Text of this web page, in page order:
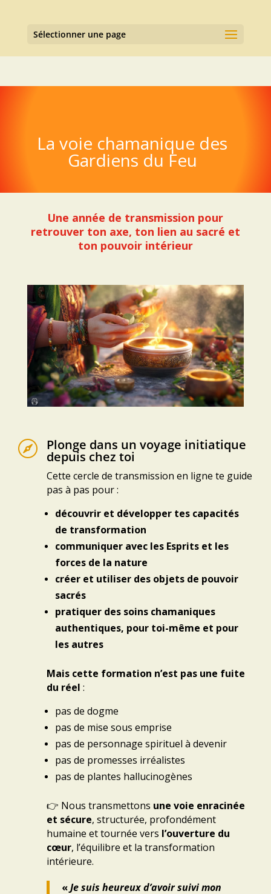
Sélectionner une page
La voie chamanique des
Gardiens du Feu
Une année de transmission pour
retrouver ton axe, ton lien au sacré et
ton pouvoir intérieur
 Plonge dans un voyage initiatique
depuis chez toi
Cette cercle de transmission en ligne te guide
pas à pas pour :
découvrir et développer tes capacités
de transformation
communiquer avec les Esprits et les
forces de la nature
créer et utiliser des objets de pouvoir
sacrés
pratiquer des soins chamaniques
authentiques, pour toi-même et pour
les autres
Mais cette formation n’est pas une fuite
du réel :
pas de dogme
pas de mise sous emprise
pas de personnage spirituel à devenir
pas de promesses irréalistes
pas de plantes hallucinogènes
👉 Nous transmettons une voie enracinée
et sécure, structurée, profondément
humaine ettournée vers l’ouverture du
cœur, l’équilibre et la transformation
intérieure.
«Je suis heureux d’avoir suivi mon